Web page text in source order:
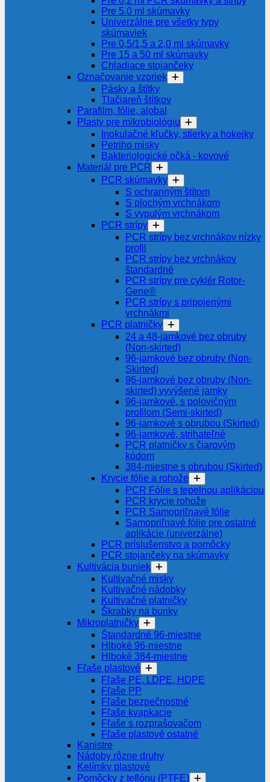
Pre 5.0 ml skúmavky
Univerzálne pre všetky typy
skúmaviek
Pre 0,5/1,5 a 2,0 ml skúmavky
Pre 15 a 50 ml skúmavky
Chladiace stojančeky
Označovanie vzoriek
Pásky a štítky
Tlačiareň štítkov
Parafilm, fólie, alobal
Plasty pre mikrobiológiu
Inokulačné kľučky, stierky a hokejky
Petriho misky
Bakteriologické očká - kovové
Materiál pre PCR
PCR skúmavky
S ochranným štítom
S plochým vrchnákom
S vypulým vrchnákom
PCR strípy
PCR strípy bez vrchnákov nízky
profil
PCR strípy bez vrchnákov
štandardné
PCR strípy pre cyklér Rotor-
Gene®
PCR strípy s pripojenými
vrchnákmi
PCR platničky
24 a 48-jamkové bez obruby
(Non-skirted)
96-jamkové bez obruby (Non-
Skirted)
96-jamkové bez obruby (Non-
skirted) vyvýšené jamky
96-jamkové, s polovičným
profilom (Semi-skirted)
96-jamkové s obrubou (Skirted)
96-jamkové, strihateľné
PCR platničky s čiarovým
kódom
384-miestne s obrubou (Skirted)
Krycie fólie a rohože
PCR Fólie s tepelnou aplikáciou
PCR krycie rohože
PCR Samopriľnavé fólie
Samopriľnavé fólie pre ostatné
aplikácie (univerzálne)
PCR príslušenstvo a pomôcky
PCR stojančeky na skúmavky
Kultivácia buniek
Kultivačné misky
Kultivačné nádobky
Kultivačné platničky
Škrabky na bunky
Mikroplatničky
Štandardné 96-miestne
Hlboké 96-miestne
Hlboké 384-miestne
Fľaše plastové
Fľaše PE, LDPE, HDPE
Fľaše PP
Fľaše bezpečnostné
Fľaše kvapkacie
Fľaše s rozprašovačom
Fľaše plastové ostatné
Kanistre
Nádoby rôzne druhy
Kelímky plastové
Pomôcky z teflónu (PTFE)